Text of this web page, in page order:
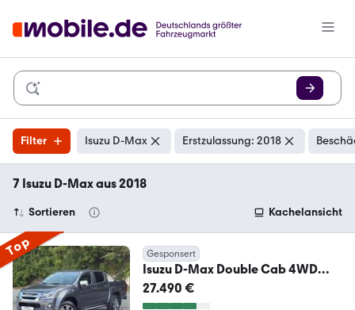
Filter Isuzu D-Max Erstzulassung: 2018
7 Isuzu D-Max aus 2018
Sortieren Kachelansicht
Top Gesponsert
Isuzu D-Max Double Cab 4WD
Premium/LEDER/KAMERA/1HAND
27.490 €